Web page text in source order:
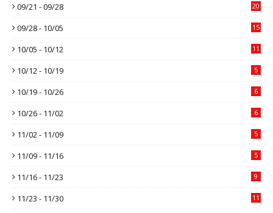
09/21 - 09/28 20
09/28 - 10/05 15
10/05 - 10/12 11
10/12 - 10/19 5
10/19 - 10/26 6
10/26 - 11/02 6
11/02 - 11/09 5
11/09 - 11/16 5
11/16 - 11/23 9
11/23 - 11/30 11